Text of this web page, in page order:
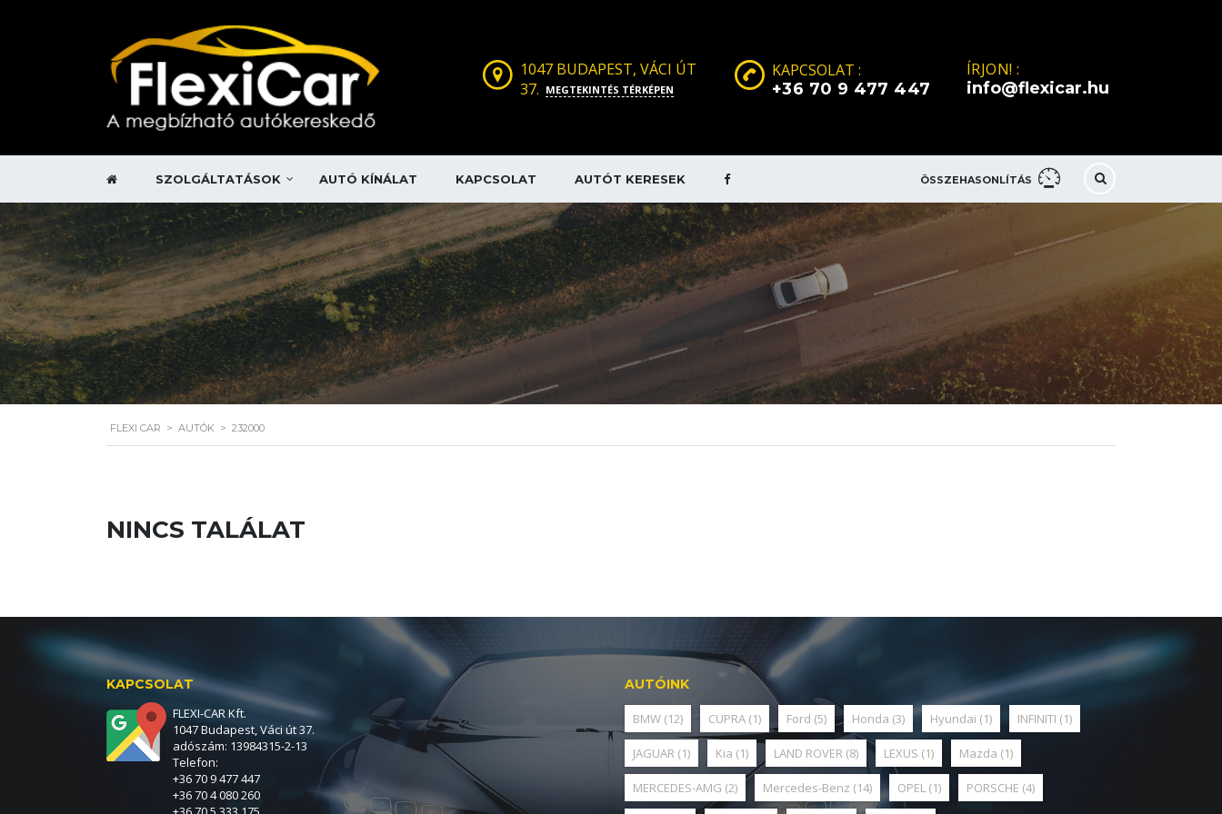
ÍRJON! :
info@flexicar.hu
KAPCSOLAT :
+36 70 9 477 447
1047 BUDAPEST, VÁCI ÚT
37. MEGTEKINTÉS TÉRKÉPEN
ÖSSZEHASONLÍTÁS
SZOLGÁLTATÁSOK AUTÓ KÍNÁLAT KAPCSOLAT AUTÓT KERESEK
FLEXI CAR > AUTÓK > 232000
NINCS TALÁLAT
KAPCSOLAT
FLEXI-CAR Kft.
1047 Budapest, Váci út 37.
adószám: 13984315-2-13
Telefon:
+36 70 9 477 447
+36 70 4 080 260
AUTÓINK
BMW (12) CUPRA (1) Ford (5) Honda (3) Hyundai (1) INFINITI (1)
JAGUAR (1) Kia (1) LAND ROVER (8) LEXUS (1) Mazda (1)
MERCEDES-AMG (2) Mercedes-Benz (14) OPEL (1) PORSCHE (4)